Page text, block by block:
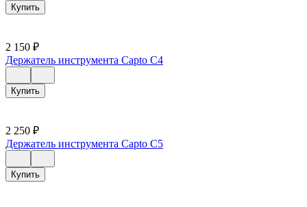
Купить
2 150 ₽
Держатель инструмента Capto C4
Купить
2 250 ₽
Держатель инструмента Capto C5
Купить